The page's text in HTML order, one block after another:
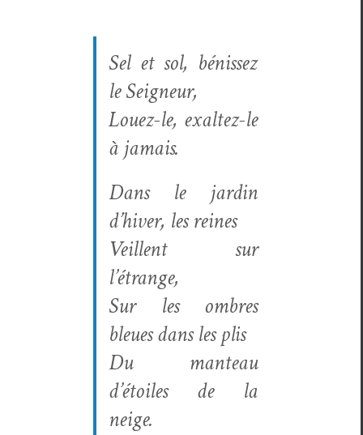
Sel et sol, bénis­sez
le Seigneur,
Louez-le, exal­tez-le
à jamais.
Dans le jardin
d’hiver, les reines
Veil­lent sur
l’étrange,
Sur les ombres
bleues dans les plis
Du man­teau
d’étoiles de la
neige.